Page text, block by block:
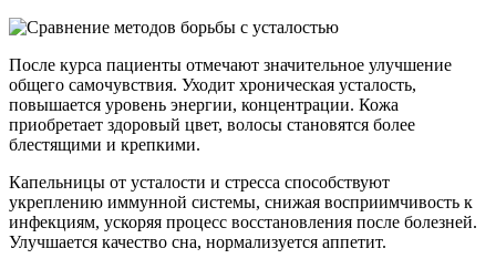
После курса пациенты отмечают значительное улучшение
общего самочувствия. Уходит хроническая усталость,
повышается уровень энергии, концентрации. Кожа
приобретает здоровый цвет, волосы становятся более
блестящими и крепкими.
Капельницы от усталости и стресса способствуют
укреплению иммунной системы, снижая восприимчивость к
инфекциям, ускоряя процесс восстановления после болезней.
Улучшается качество сна, нормализуется аппетит.